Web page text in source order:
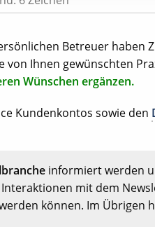
Betreuer haben
Ihnen gewünschten
Wünschen ergänzen.
Kundenkontos sowie den
informiert werden
mit dem
können. Im Übrigen